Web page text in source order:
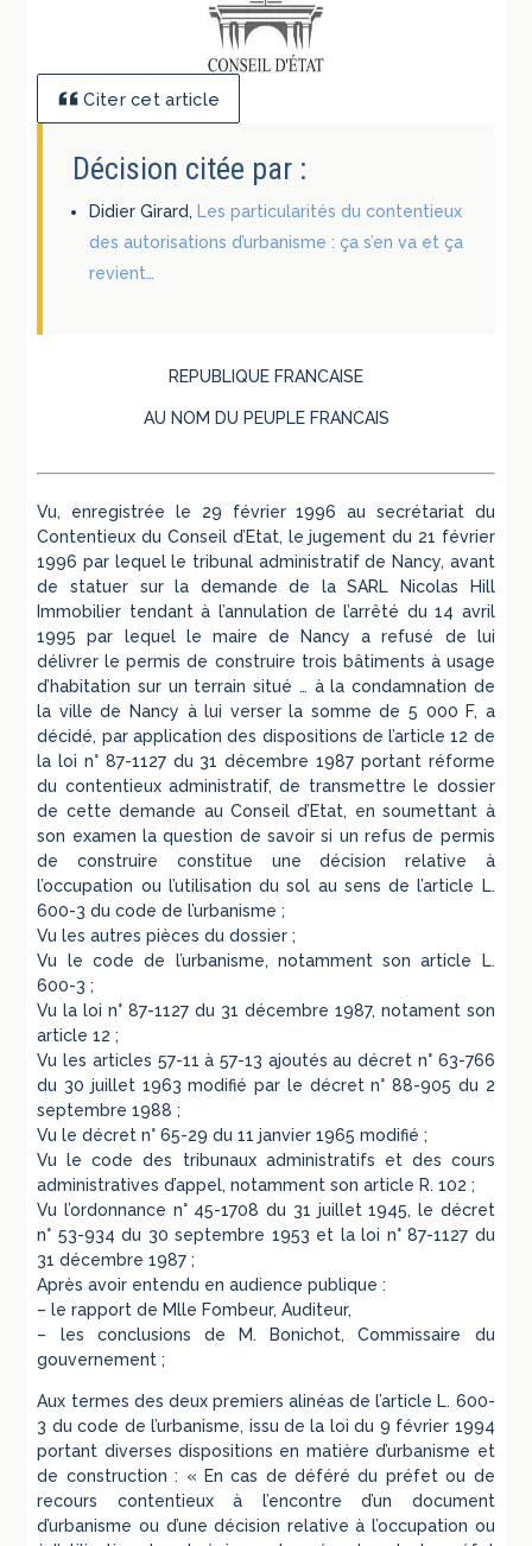
Citer cet article
Décision citée par :
Didier Girard, Les particularités du contentieux
des autorisations d’urbanisme : ça s’en va et ça
revient…
REPUBLIQUE FRANCAISE
AU NOM DU PEUPLE FRANCAIS
Vu, enregistrée le 29 février 1996 au secrétariat du
Contentieux du Conseil d’Etat, le jugement du 21 février
1996 par lequel le tribunal administratif de Nancy, avant
de statuer sur la demande de la SARL Nicolas Hill
Immobilier tendant à l’annulation de l’arrêté du 14 avril
1995 par lequel le maire de Nancy a refusé de lui
délivrer le permis de construire trois bâtiments à usage
d’habitation sur un terrain situé … à la condamnation de
la ville de Nancy à lui verser la somme de 5 000 F, a
décidé, par application des dispositions de l’article 12 de
la loi n° 87-1127 du 31 décembre 1987 portant réforme
du contentieux administratif, de transmettre le dossier
de cette demande au Conseil d’Etat, en soumettant à
son examen la question de savoir si un refus de permis
de construire constitue une décision relative à
l’occupation ou l’utilisation du sol au sens de l’article L.
600-3 du code de l’urbanisme ;
Vu les autres pièces du dossier ;
Vu le code de l’urbanisme, notamment son article L.
600-3 ;
Vu la loi n° 87-1127 du 31 décembre 1987, notament son
article 12 ;
Vu les articles 57-11 à 57-13 ajoutés au décret n° 63-766
du 30 juillet 1963 modifié par le décret n° 88-905 du 2
septembre 1988 ;
Vu le décret n° 65-29 du 11 janvier 1965 modifié ;
Vu le code des tribunaux administratifs et des cours
administratives d’appel, notamment son article R. 102 ;
Vu l’ordonnance n° 45-1708 du 31 juillet 1945, le décret
n° 53-934 du 30 septembre 1953 et la loi n° 87-1127 du
31 décembre 1987 ;
Après avoir entendu en audience publique :
– le rapport de Mlle Fombeur, Auditeur,
– les conclusions de M. Bonichot, Commissaire du
gouvernement ;
Aux termes des deux premiers alinéas de l’article L. 600-
3 du code de l’urbanisme, issu de la loi du 9 février 1994
portant diverses dispositions en matière d’urbanisme et
de construction : « En cas de déféré du préfet ou de
recours contentieux à l’encontre d’un document
d’urbanisme ou d’une décision relative à l’occupation ou